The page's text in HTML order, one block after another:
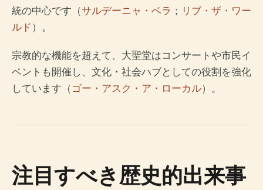
統の中心です（サルデーニャ・ベラ ； リブ・ザ・ワー
ルド ）。
宗教的な機能を超えて、大聖堂はコンサートや市民イ
ベントも開催し、文化・社会ハブとしての役割を強化
しています（ ゴー・アスク・ア・ローカル）。
注目すべき歴史的出来事